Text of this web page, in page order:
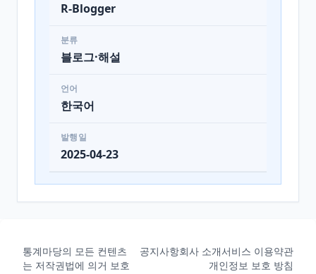
R-Blogger
분류
블로그·해설
언어
한국어
발행일
2025-04-23
통계마당의 모든 컨텐츠
는 저작권법에 의거 보호
공지사항회사 소개서비스 이용약관
개인정보 보호 방침